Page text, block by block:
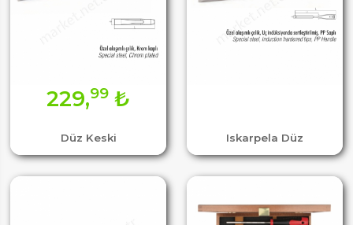
Düz Keski
229,99 ₺
Iskarpela Düz